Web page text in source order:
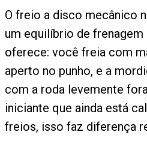
O freio a disco mecânico
um equilíbrio de frenagem
oferece: você freia com
aperto no punho, e a
com a roda levemente
iniciante que ainda está
freios, isso faz diferença